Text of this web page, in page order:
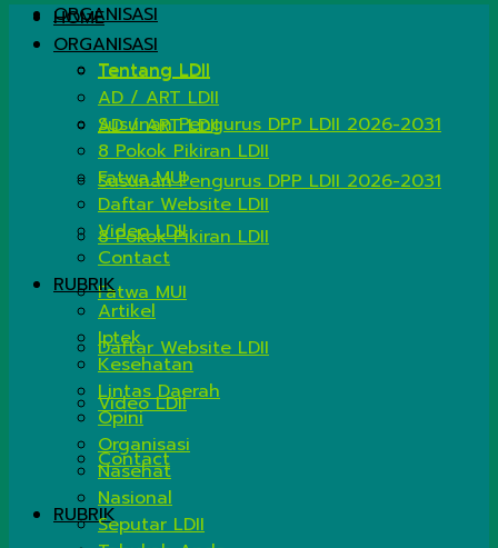
ORGANISASI
Tentang LDII
AD / ART LDII
Susunan Pengurus DPP LDII 2026-2031
8 Pokok Pikiran LDII
Fatwa MUI
Daftar Website LDII
Video LDII
Contact
RUBRIK
HOME
ORGANISASI
Tentang LDII
AD / ART LDII
Susunan Pengurus DPP LDII 2026-2031
8 Pokok Pikiran LDII
Fatwa MUI
Daftar Website LDII
Video LDII
Contact
RUBRIK
Artikel
Iptek
Kesehatan
Lintas Daerah
Opini
Organisasi
Nasehat
Nasional
Seputar LDII